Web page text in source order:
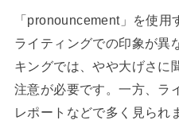
「pronouncement」を使
ライティングでの印象が異
キングでは、やや大げさに
注意が必要です。一方、ラ
レポートなどで多く見られ